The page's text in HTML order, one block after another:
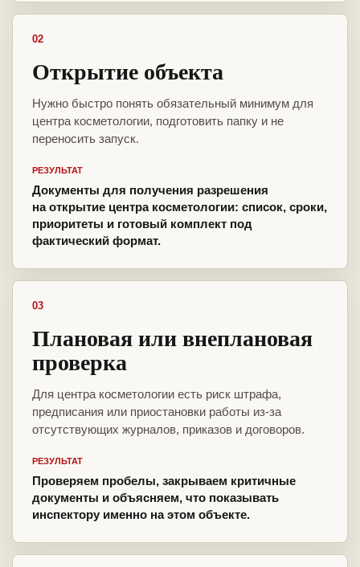
02
Открытие объекта
Нужно быстро понять обязательный минимум для
центра косметологии, подготовить папку и не
переносить запуск.
РЕЗУЛЬТАТ
Документы для получения разрешения
на открытие центра косметологии: список, сроки,
приоритеты и готовый комплект под
фактический формат.
03
Плановая или внеплановая
проверка
Для центра косметологии есть риск штрафа,
предписания или приостановки работы из-за
отсутствующих журналов, приказов и договоров.
РЕЗУЛЬТАТ
Проверяем пробелы, закрываем критичные
документы и объясняем, что показывать
инспектору именно на этом объекте.